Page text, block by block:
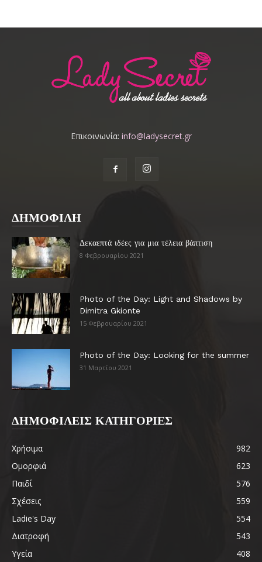
Επικοινωνία: info@ladysecret.gr
ΔΗΜΟΦΙΛΗ
Δεκαεπτά ιδέες για μια τέλεια βάπτιση
8 Φεβρουαρίου 2021
Photo of the Day: Light and Shadows by
Dimitra Gkionte
15 Φεβρουαρίου 2021
Photo of the Day: Looking for the summer
31 Μαρτίου 2021
ΔΗΜΟΦΙΛΕΙΣ ΚΑΤΗΓΟΡΙΕΣ
Χρήσιμα
982
Ομορφιά
623
Παιδί
576
Σχέσεις
559
Ladie's Day
554
Διατροφή
543
Υγεία
408